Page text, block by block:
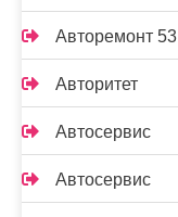
Авторемонт 53
Авторитет
Автосервис
Автосервис